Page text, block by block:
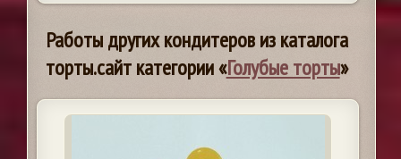
Работы других кондитеров из каталога
торты.сайт категории «Голубые торты»